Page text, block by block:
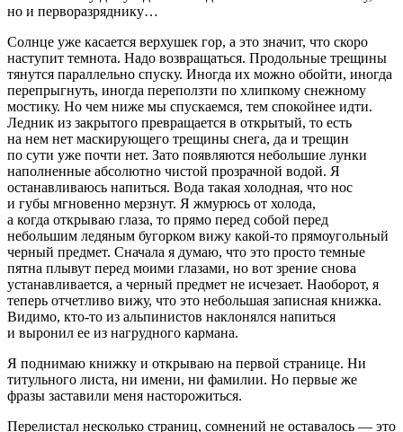
но и перворазряднику…
Солнце уже касается верхушек гор, а это значит, что скоро
наступит темнота. Надо возвращаться. Продольные трещины
тянутся параллельно спуску. Иногда их можно обойти, иногда
перепрыгнуть, иногда переползти по хлипкому снежному
мостику. Но чем ниже мы спускаемся, тем спокойнее идти.
Ледник из закрытого превращается в открытый, то есть
на нем нет маскирующего трещины снега, да и трещин
по сути уже почти нет. Зато появляются небольшие лунки
наполненные абсолютно чистой прозрачной водой. Я
останавливаюсь напиться. Вода такая холодная, что нос
и губы мгновенно мерзнут. Я жмурюсь от холода,
а когда открываю глаза, то прямо перед собой перед
небольшим ледяным бугорком вижу какой-то прямоугольный
черный предмет. Сначала я думаю, что это просто темные
пятна плывут перед моими глазами, но вот зрение снова
устанавливается, а черный предмет не исчезает. Наоборот, я
теперь отчетливо вижу, что это небольшая записная книжка.
Видимо, кто-то из альпинистов наклонялся напиться
и выронил ее из нагрудного кармана.
Я поднимаю книжку и открываю на первой странице. Ни
титульного листа, ни имени, ни фамилии. Но первые же
фразы заставили меня насторожиться.
Перелистал несколько страниц, сомнений не оставалось — это